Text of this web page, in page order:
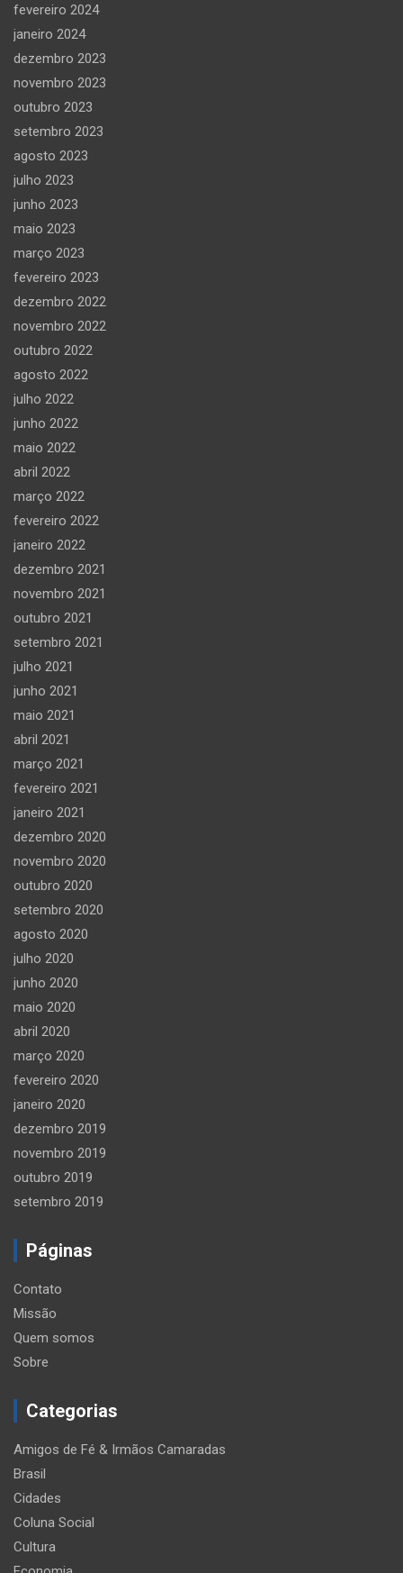
fevereiro 2024
janeiro 2024
dezembro 2023
novembro 2023
outubro 2023
setembro 2023
agosto 2023
julho 2023
junho 2023
maio 2023
março 2023
fevereiro 2023
dezembro 2022
novembro 2022
outubro 2022
agosto 2022
julho 2022
junho 2022
maio 2022
abril 2022
março 2022
fevereiro 2022
janeiro 2022
dezembro 2021
novembro 2021
outubro 2021
setembro 2021
julho 2021
junho 2021
maio 2021
abril 2021
março 2021
fevereiro 2021
janeiro 2021
dezembro 2020
novembro 2020
outubro 2020
setembro 2020
agosto 2020
julho 2020
junho 2020
maio 2020
abril 2020
março 2020
fevereiro 2020
janeiro 2020
dezembro 2019
novembro 2019
outubro 2019
setembro 2019
Páginas
Contato
Missão
Quem somos
Sobre
Categorias
Amigos de Fé & Irmãos Camaradas
Brasil
Cidades
Coluna Social
Cultura